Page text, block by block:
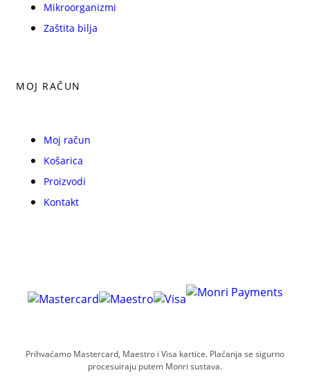
Mikroorganizmi
Zaštita bilja
MOJ RAČUN
Moj račun
Košarica
Proizvodi
Kontakt
Prihvaćamo Mastercard, Maestro i Visa kartice. Plaćanja se sigurno
procesuiraju putem Monri sustava.